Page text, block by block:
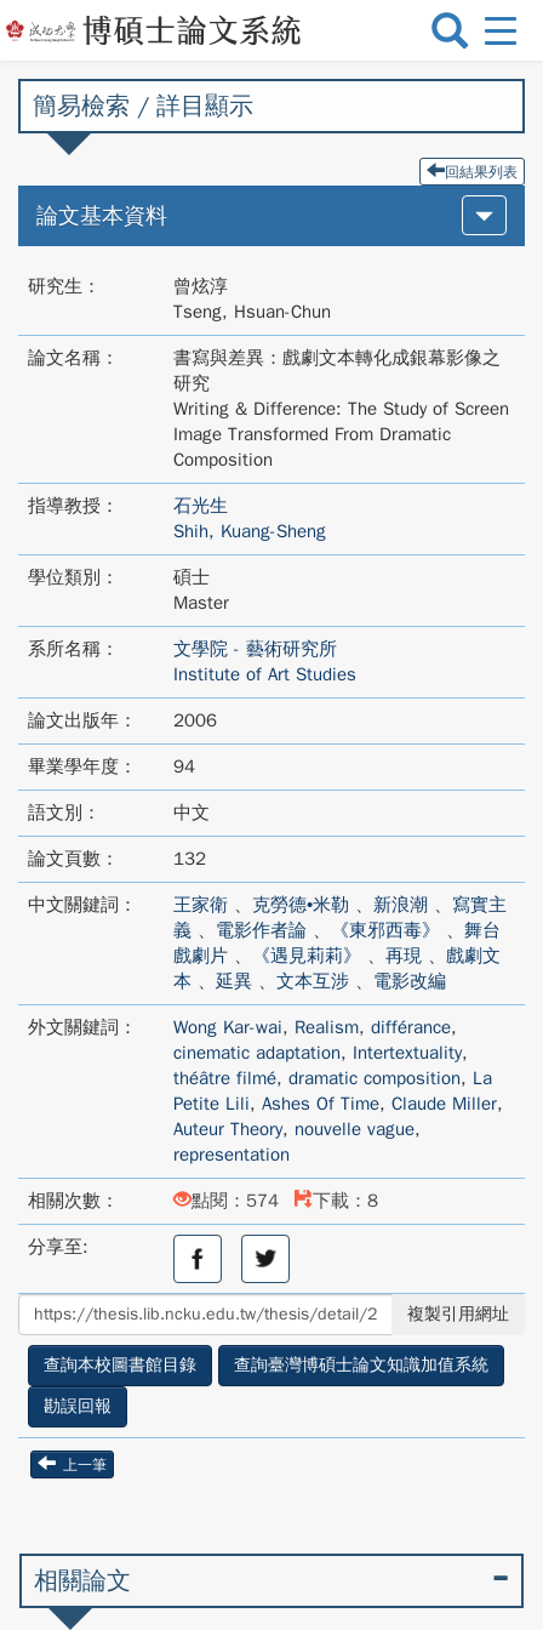
選
切
簡易檢索 / 詳目顯示
回結果列表
論文基本資料
研究生：
曾炫淳
Tseng, Hsuan-Chun
論文名稱：
書寫與差異：戲劇文本轉化成銀幕影像之
研究
Writing & Difference: The Study of Screen
Image Transformed From Dramatic
Composition
指導教授：
石光生
Shih, Kuang-Sheng
學位類別：
碩士
Master
系所名稱：
文學院 - 藝術研究所
Institute of Art Studies
論文出版年： 2006
畢業學年度： 94
語文別： 中文
論文頁數： 132
中文關鍵詞： 王家衛 、 克勞德•米勒 、 新浪潮 、 寫實主
義 、 電影作者論 、 《東邪西毒》 、 舞台
戲劇片 、 《遇見莉莉》 、 再現 、 戲劇文
本 、 延異 、 文本互涉 、 電影改編
外文關鍵詞： Wong Kar-wai, Realism, différance,
cinematic adaptation, Intertextuality,
théâtre filmé, dramatic composition, La
Petite Lili, Ashes Of Time, Claude Miller,
Auteur Theory, nouvelle vague,
representation
相關次數： 點閱：574 下載：8
分享至:
分
至
facebook
分
享
至
twitter
複製引用網址
查詢本校圖書館目錄
查詢臺灣博碩士論文知識加值系統
勘誤回報
上一筆
相關論文